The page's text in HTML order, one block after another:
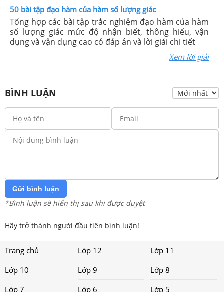
50 bài tập đạo hàm của hàm số lượng giác
Tổng hợp các bài tập trắc nghiệm đạo hàm của hàm
số lượng giác mức độ nhận biết, thông hiểu, vận
dụng và vận dụng cao có đáp án và lời giải chi tiết
Xem lời giải
BÌNH LUẬN
Gửi bình luận
*Bình luận sẽ hiển thị sau khi được duyệt
Hãy trở thành người đầu tiên bình luận!
Trang chủ Lớp 12
Lớp 11
Lớp 10
Lớp 9
Lớp 8
Lớp 7
Lớp 6 Lớp 5